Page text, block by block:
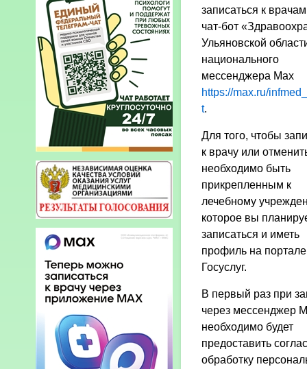
записаться к
чат-бот
Ульяновской
национального
мессенджера Max
https://max.ru/
t.
Для того, чтобы
к врачу или
необходимо быть
прикрепленным к
лечебному
которое вы
записаться и иметь
профиль на портале
Госуслуг.
В первый раз при
через мессенджер
необходимо будет
предоставить
обработку